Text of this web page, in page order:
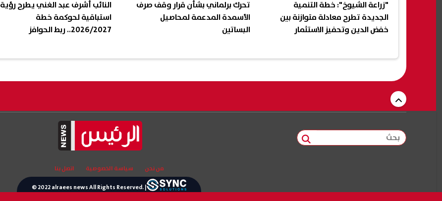
"زراعة الشيوخ": خطة التنمية
الجديدة تطرح معادلة متوازنة بين
خفض الدين وتحفيز الاستثمار
تحرك برلماني بشأن قرار وقف صرف
الأسمدة المدعمة لمحاصيل
البساتين
النائب أشرف عبد الغني يطرح رؤية
استباقية لحوكمة خطة
2026/2027.. ربط الحوافز
بحث
من نحن سياسة الخصوصية اتصل بنا
© 2022 alraees news All Rights Reserved. |